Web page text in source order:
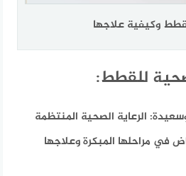
وكيفية علاجها
للقطط:
الرعاية الصحية المنتظمة
في مراحلها المبكرة وعلاجها